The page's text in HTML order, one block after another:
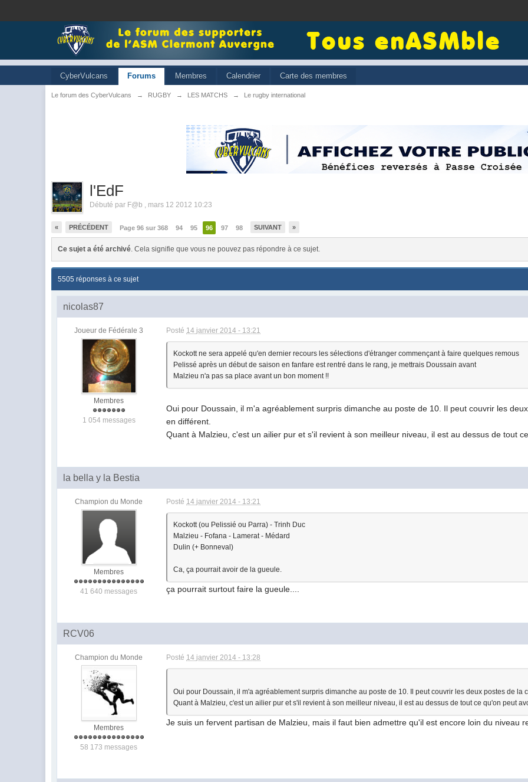
CyberVulcans Forums Membres Calendrier Carte des membres
Le forum des CyberVulcans → RUGBY → LES MATCHS → Le rugby international
l'EdF
Débuté par F@b , mars 12 2012 10:23
« PRÉCÉDENT Page 96 sur 368 94 95 96 97 98 SUIVANT »
Ce sujet a été archivé. Cela signifie que vous ne pouvez pas répondre à ce sujet.
5505 réponses à ce sujet
nicolas87
Joueur de Fédérale 3
Membres
1 054 messages
Posté 14 janvier 2014 - 13:21
Kockott ne sera appelé qu'en dernier recours les sélections d'étranger commençant à faire quelques remous
Pelissé après un début de saison en fanfare est rentré dans le rang, je mettrais Doussain avant
Malzieu n'a pas sa place avant un bon moment !!
Oui pour Doussain, il m'a agréablement surpris dimanche au poste de 10. Il peut couvrir les
en différent.
Quant à Malzieu, c'est un ailier pur et s'il revient à son meilleur niveau, il est au dessus de tout
la bella y la Bestia
Champion du Monde
Membres
41 640 messages
Posté 14 janvier 2014 - 13:21
Kockott (ou Pelissié ou Parra) - Trinh Duc
Malzieu - Fofana - Lamerat - Médard
Dulin (+ Bonneval)
Ca, ça pourrait avoir de la gueule.
ça pourrait surtout faire la gueule....
RCV06
Champion du Monde
Membres
58 173 messages
Posté 14 janvier 2014 - 13:28
Oui pour Doussain, il m'a agréablement surpris dimanche au poste de 10. Il peut couvrir les deux postes de la
Quant à Malzieu, c'est un ailier pur et s'il revient à son meilleur niveau, il est au dessus de tout ce qu'on peut
Je suis un fervent partisan de Malzieu, mais il faut bien admettre qu'il est encore loin du niveau